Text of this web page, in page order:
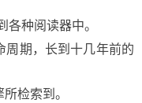
种阅读器中。
周期，长到十几年前的
检索到。